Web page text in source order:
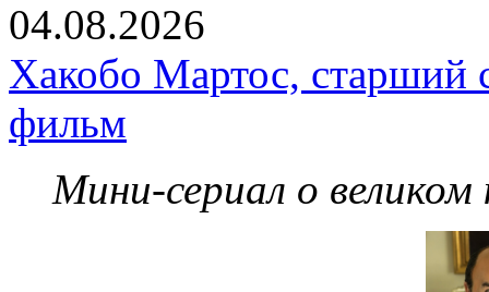
04.08.2026
Хакобо Мартос, старший
фильм
Мини-сериал о великом